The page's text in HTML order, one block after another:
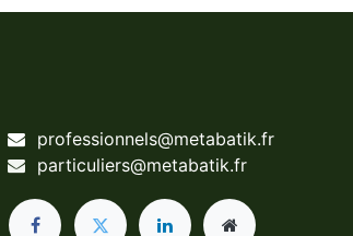
professionnels@metabatik.fr
particuliers@metabatik.fr